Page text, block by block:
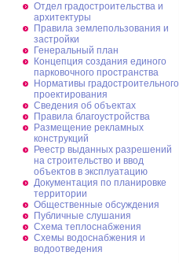
Отдел градостроительства и
архитектуры
Правила землепользования и
застройки
Генеральный план
Концепция создания единого
парковочного пространства
Нормативы градостроительного
проектирования
Сведения об объектах
Правила благоустройства
Размещение рекламных
конструкций
Реестр выданных разрешений
на строительство и ввод
объектов в эксплуатацию
Документация по планировке
территории
Общественные обсуждения
Публичные слушания
Схема теплоснабжения
Схемы водоснабжения и
водоотведения